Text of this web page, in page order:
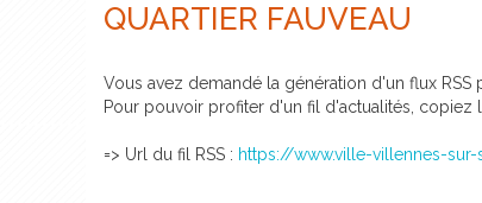
QUARTIER FAUVEAU
Vous avez demandé la génération d'un flux RSS
Pour pouvoir profiter d'un fil d'actualités,
=> Url du fil RSS : https://www.ville-villennes-